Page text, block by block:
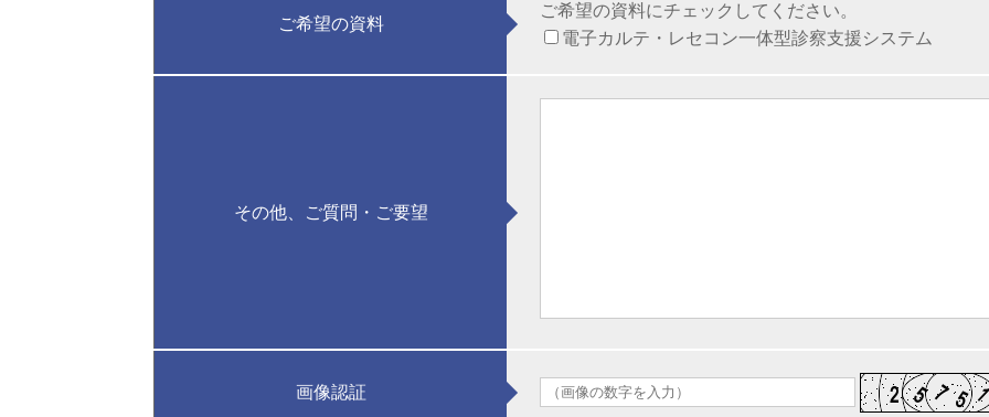
ご希望の資料
ご希望の資料にチェックしてください。
電子カルテ・レセコン一体型診察支援システム
その他、ご質問・ご要望
画像認証